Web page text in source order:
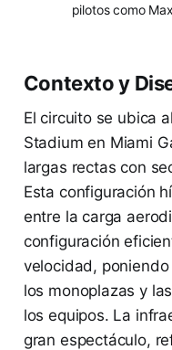
pilotos como
Contexto y
El circuito se ubica
Stadium en Miami
largas rectas con
Esta configuración
entre la carga
configuración
velocidad,
los monoplazas y
los equipos. La
gran espectáculo,